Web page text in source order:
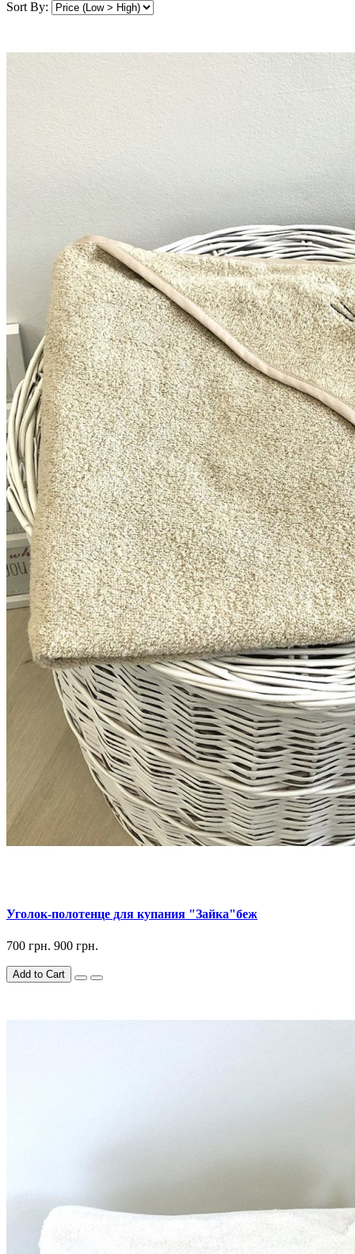
Sort By:
Уголок-полотенце для купания "Зайка"беж
700 грн. 900 грн.
Add to Cart